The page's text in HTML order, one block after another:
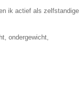
ik actief als zelfstandige
ondergewicht,